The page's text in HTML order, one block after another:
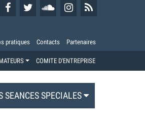
pratiques Contacts Partenaires
COMITE D'ENTREPRISE
SEANCES SPECIALES